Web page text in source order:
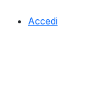
Accedi